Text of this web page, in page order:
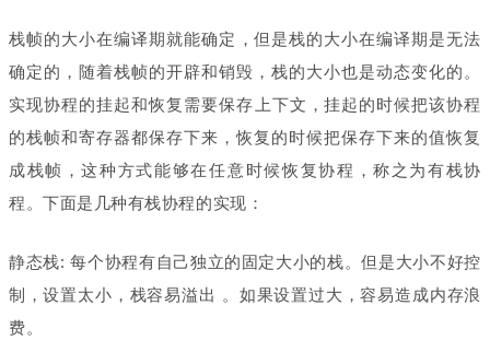
栈帧的大小在编译期就能确定 ， 但是栈的大小在编译期是无法
确定的 ， 随着栈帧的开辟和销毁 ， 栈的大小也是动态变化的。
实现协程的挂起和恢复需要保存上下文 ，挂起的时候把该协程
的栈帧和寄存器都保存下来 ，恢复的时候把保存下来的值恢复
成栈帧 ，这种方式能够在任意时候恢复协程 ， 称之为有栈协
程。下面是几种有栈协程的实现：
静态栈: 每个协程有自己独立的固定大小的栈。但是大小不好控
制 ，设置太小，栈容易溢出 。如果设置过大 ，容易造成内存浪
费。